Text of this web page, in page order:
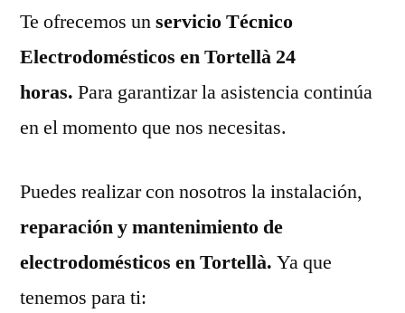
Te ofrecemos unservicio Técnico
Electrodomésticos en Tortellà 24
horas. Para garantizar la asistencia continúa
en el momento que nos necesitas.
Puedes realizar con nosotros la instalación,
reparación y mantenimiento de
electrodomésticos en Tortellà. Ya que
tenemos para ti: